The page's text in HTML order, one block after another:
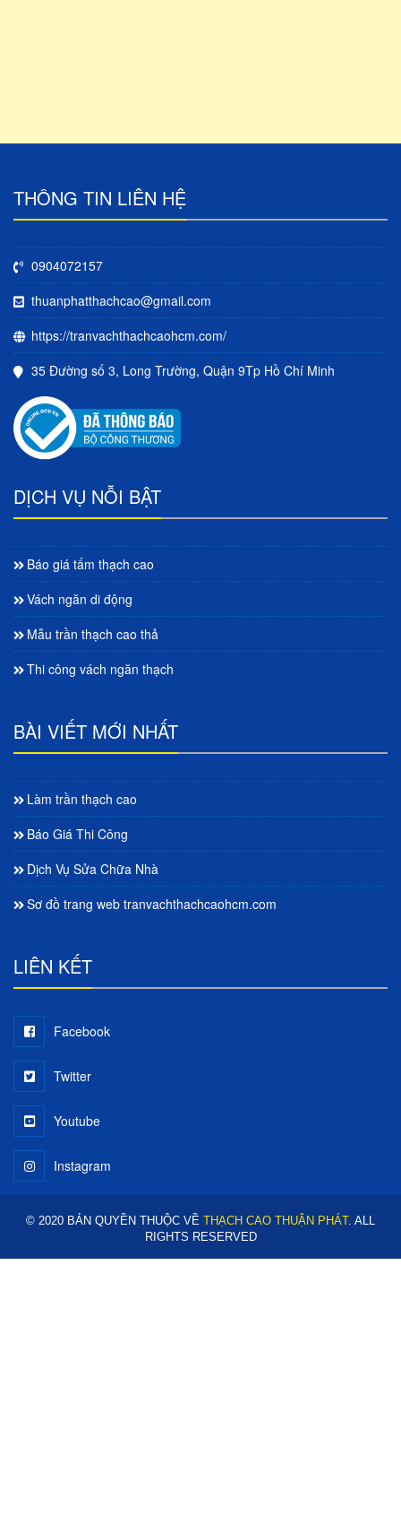
THÔNG TIN LIÊN HỆ
0904072157
thuanphatthachcao@gmail.com
https://tranvachthachcaohcm.com/
35 Đường số 3, Long Trường, Quận 9Tp Hồ Chí Minh
DỊCH VỤ NỖI BẬT
Báo giá tấm thạch cao
Vách ngăn di động
Mẫu trần thạch cao thả
Thi công vách ngăn thạch
BÀI VIẾT MỚI NHẤT
Làm trần thạch cao
Báo Giá Thi Công
Dịch Vụ Sửa Chữa Nhà
Sơ đồ trang web tranvachthachcaohcm.com
LIÊN KẾT
Facebook
Twitter
Youtube
Instagram
© 2020 BẢN QUYỀN THUỘC VỀ THẠCH CAO THUẬN PHÁT. ALL
RIGHTS RESERVED